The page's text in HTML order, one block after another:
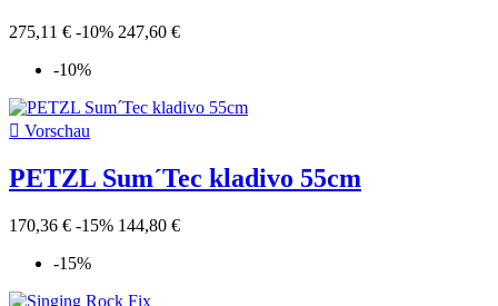
275,11 € -10% 247,60 €
-10%
 Vorschau
PETZL Sum´Tec kladivo 55cm
170,36 € -15% 144,80 €
-15%